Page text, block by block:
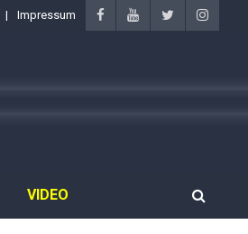
Impressum
VIDEO